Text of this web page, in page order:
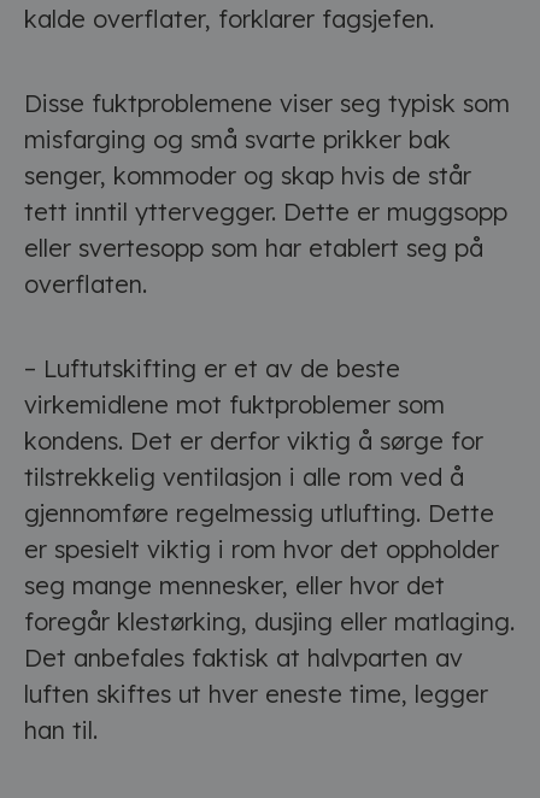
kalde overflater, forklarer fagsjefen.
Disse fuktproblemene viser seg typisk som
misfarging og små svarte prikker bak
senger, kommoder og skap hvis de står
tett inntil yttervegger. Dette er muggsopp
eller svertesopp som har etablert seg på
overflaten.
– Luftutskifting er et av de beste
virkemidlene mot fuktproblemer som
kondens. Det er derfor viktig å sørge for
tilstrekkelig ventilasjon i alle rom ved å
gjennomføre regelmessig utlufting. Dette
er spesielt viktig i rom hvor det oppholder
seg mange mennesker, eller hvor det
foregår klestørking, dusjing eller matlaging.
Det anbefales faktisk at halvparten av
luften skiftes ut hver eneste time, legger
han til.